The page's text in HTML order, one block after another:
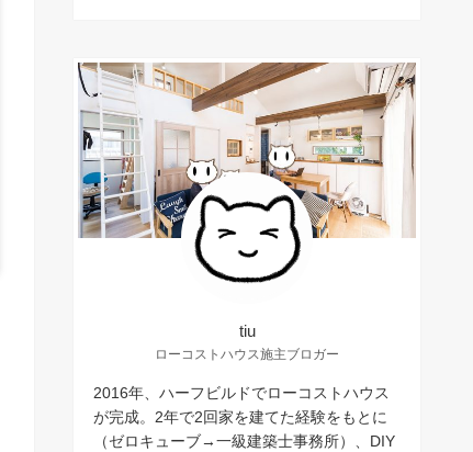
tiu
ローコストハウス施主ブロガー
2016年、ハーフビルドでローコストハウス
が完成。2年で2回家を建てた経験をもとに
（ゼロキューブ→一級建築士事務所）、DIY